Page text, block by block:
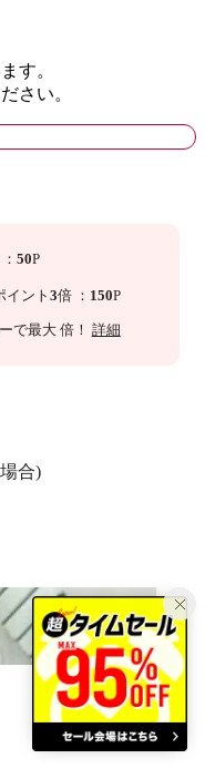
す。
さい。
： 50P
イント 3倍 ： 150P
で最大 倍！ 詳細
合)